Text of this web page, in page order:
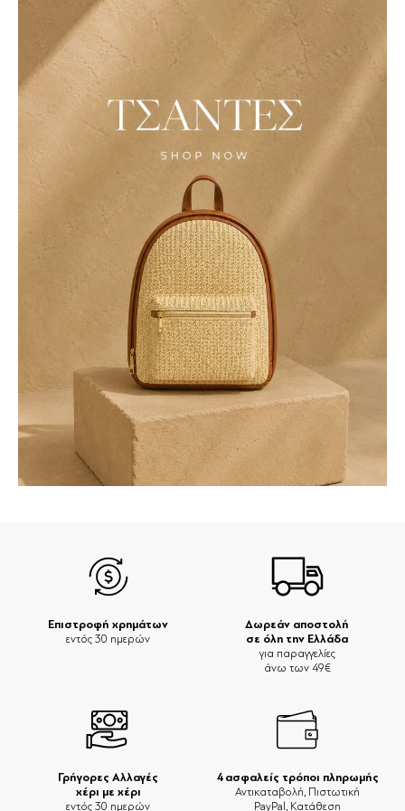
Δωρεάν αποστολή
σε όλη την Ελλάδα
για παραγγελίες
άνω των 49€
Επιστροφή χρημάτων
εντός 30 ημερών
Γρήγορες Αλλαγές
χέρι με χέρι
εντός 30 ημερών
4 ασφαλείς τρόποι πληρωμής
Αντικαταβολή, Πιστωτική
PayPal, Κατάθεση